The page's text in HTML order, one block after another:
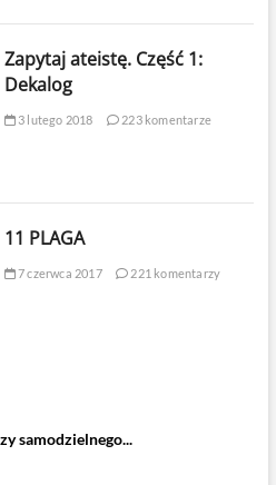
Zapytaj ateistę. Część 1:
Dekalog
3 lutego 2018 223 komentarze
11 PLAGA
7 czerwca 2017 221 komentarzy
samodzielnego...